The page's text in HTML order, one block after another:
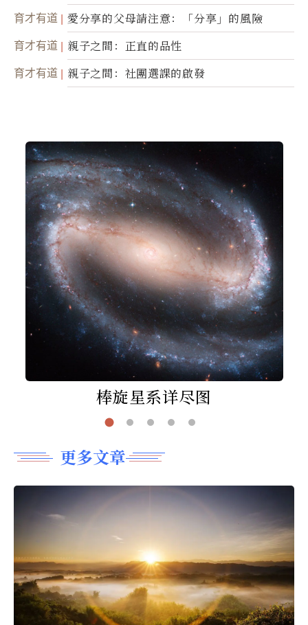
育才有道 愛分享的父母請注意：「分享」的風險
育才有道 親子之間：正直的品性
育才有道 親子之間：社團選課的啟發
棒旋星系详尽图
更多文章